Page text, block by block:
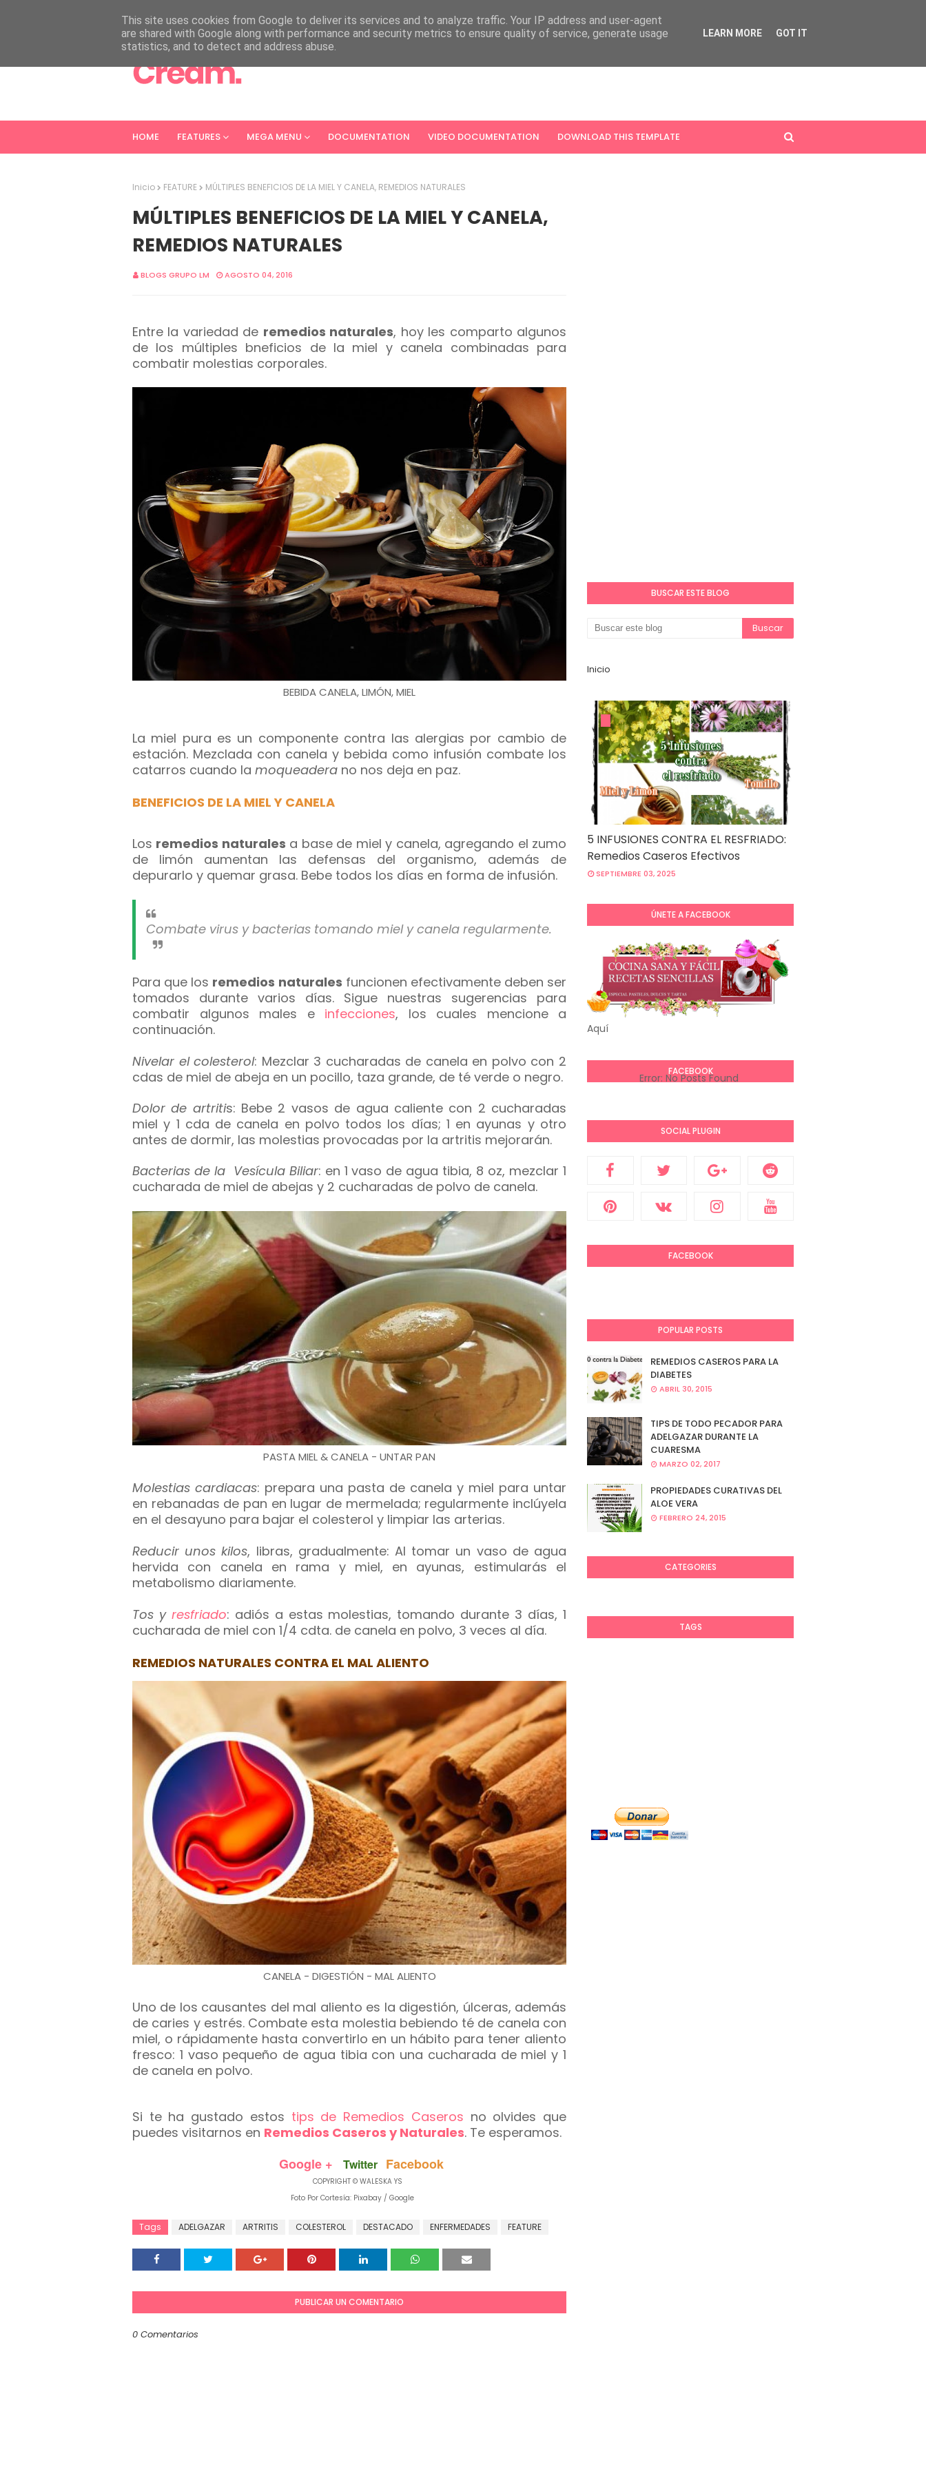
HOME FEATURES MEGA MENU DOCUMENTATION VIDEO DOCUMENTATION DOWNLOAD THIS TEMPLATE
Inicio FEATURE MÚLTIPLES BENEFICIOS DE LA MIEL Y CANELA, REMEDIOS NATURALES
MÚLTIPLES BENEFICIOS DE LA MIEL Y CANELA,
REMEDIOS NATURALES
BLOGS GRUPO LM AGOSTO 04, 2016
Entre la variedad de remedios naturales, hoy les comparto algunos
de los múltiples bneficios de la miel y canela combinadas para
combatir molestias corporales.
BEBIDA CANELA, LIMÓN, MIEL
La miel pura es un componente contra las alergias por cambio de
estación. Mezclada con canela y bebida como infusión combate los
catarros cuando la moqueadera no nos deja en paz.
BENEFICIOS DE LA MIEL Y CANELA
Los remedios naturales a base de miel y canela, agregando el zumo
de limón aumentan las defensas del organismo, además de
depurarlo y quemar grasa. Bebe todos los días en forma de infusión.
Combate virus y bacterias tomando miel y canela regularmente.
Para que los remedios naturales funcionen efectivamente deben ser
tomados durante varios días. Sigue nuestras sugerencias para
combatir algunos males e infecciones, los cuales mencione a
continuación.
Nivelar el colesterol: Mezclar 3 cucharadas de canela en polvo con 2
cdas de miel de abeja en un pocillo, taza grande, de té verde o negro.
Dolor de artritis: Bebe 2 vasos de agua caliente con 2 cucharadas
miel y 1 cda de canela en polvo todos los días; 1 en ayunas y otro
antes de dormir, las molestias provocadas por la artritis mejorarán.
Bacterias de la Vesícula Biliar: en 1 vaso de agua tibia, 8 oz, mezclar 1
cucharada de miel de abejas y 2 cucharadas de polvo de canela.
PASTA MIEL & CANELA - UNTAR PAN
Molestias cardiacas: prepara una pasta de canela y miel para untar
en rebanadas de pan en lugar de mermelada; regularmente inclúyela
en el desayuno para bajar el colesterol y limpiar las arterias.
Reducir unos kilos, libras, gradualmente: Al tomar un vaso de agua
hervida con canela en rama y miel, en ayunas, estimularás el
metabolismo diariamente.
Tos y resfriado: adiós a estas molestias, tomando durante 3 días, 1
cucharada de miel con 1/4 cdta. de canela en polvo, 3 veces al día.
REMEDIOS NATURALES CONTRA EL MAL ALIENTO
CANELA - DIGESTIÓN - MAL ALIENTO
Uno de los causantes del mal aliento es la digestión, úlceras, además
de caries y estrés. Combate esta molestia bebiendo té de canela con
miel, o rápidamente hasta convertirlo en un hábito para tener aliento
fresco: 1 vaso pequeño de agua tibia con una cucharada de miel y 1
de canela en polvo.
Si te ha gustado estos tips de Remedios Caseros no olvides que
puedes visitarnos en Remedios Caseros y Naturales. Te esperamos.
Google + Twitter Facebook
COPYRIGHT © WALESKA YS
Foto Por Cortesía: Pixabay / Google
Tags ADELGAZAR ARTRITIS COLESTEROL DESTACADO ENFERMEDADES FEATURE
PUBLICAR UN COMENTARIO
0 Comentarios
BUSCAR ESTE BLOG
Inicio
5 INFUSIONES CONTRA EL RESFRIADO:
Remedios Caseros Efectivos
SEPTIEMBRE 03, 2025
ÚNETE A FACEBOOK
Aquí
FACEBOOK
Error: No Posts Found
SOCIAL PLUGIN
FACEBOOK
POPULAR POSTS
REMEDIOS CASEROS PARA LA
DIABETES
ABRIL 30, 2015
TIPS DE TODO PECADOR PARA
ADELGAZAR DURANTE LA
CUARESMA
MARZO 02, 2017
PROPIEDADES CURATIVAS DEL
ALOE VERA
FEBRERO 24, 2015
CATEGORIES
TAGS
This site uses cookies from Google to deliver its services and to analyze traffic. Your IP address and user-agent
are shared with Google along with performance and security metrics to ensure quality of service, generate usage
statistics, and to detect and address abuse.
LEARN MORE GOT IT